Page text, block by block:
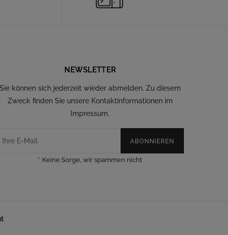
NEWSLETTER
Sie können sich jederzeit wieder abmelden. Zu diesem
Zweck finden Sie unsere Kontaktinformationen im
Impressum.
ABONNIEREN
* Keine Sorge, wir spammen nicht